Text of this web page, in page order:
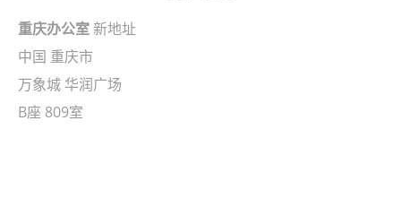
重庆办公室新地址
中国 重庆市
万象城 华润广场
B座 809室